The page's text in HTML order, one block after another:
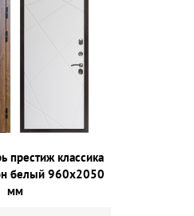
престиж классика
белый 960х2050
мм